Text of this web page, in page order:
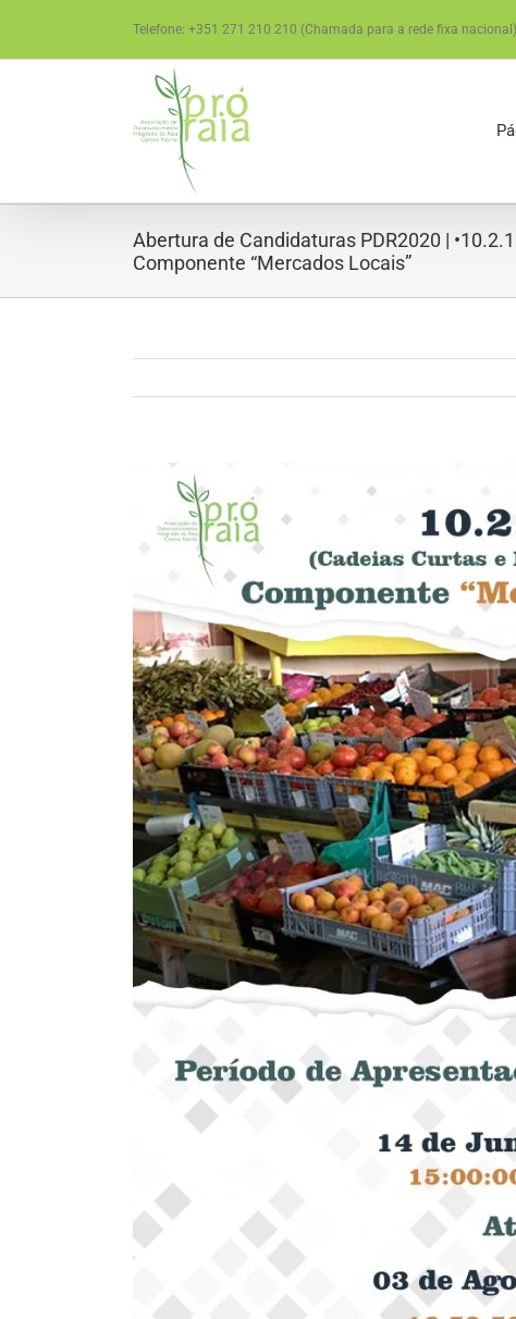
content
Telefone: +351 271 210 210 (Chamada para a rede fixa nacional)
Abertura de Candidaturas PDR2020 |
Componente “Mercados Locais”
Larger
Image